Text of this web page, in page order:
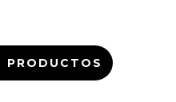
PRODUCTOS